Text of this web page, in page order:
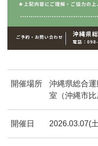
開催場所
沖縄県総合
室（沖縄市比
開催日 2026.03.07(